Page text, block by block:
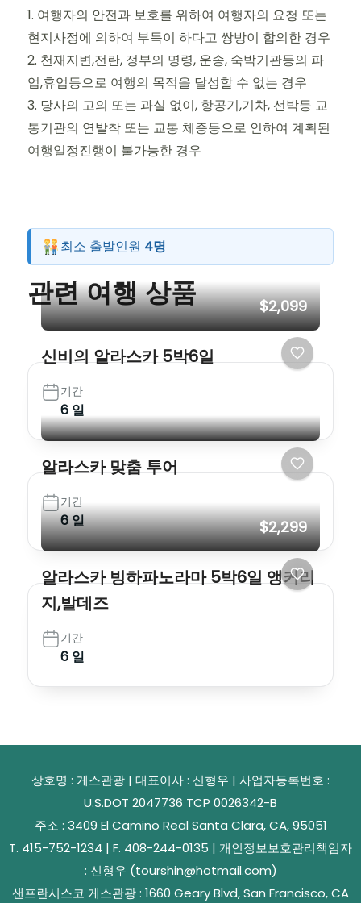
1. 여행자의 안전과 보호를 위하여 여행자의 요청 또는
현지사정에 의하여 부득이 하다고 쌍방이 합의한 경우
2. 천재지변,전란, 정부의 명령, 운송, 숙박기관등의 파
업,휴업등으로 여행의 목적을 달성할 수 없는 경우
3. 당사의 고의 또는 과실 없이, 항공기,기차, 선박등 교
통기관의 연발착 또는 교통 체증등으로 인하여 계획된
여행일정진행이 불가능한 경우
최소 출발인원 4명
관련 여행 상품 $2,099
신비의 알라스카 5박6일
기간
6 일
알라스카 맞춤 투어
기간
6 일 $2,299
알라스카 빙하파노라마 5박6일 앵커리
지,발데즈
기간
6 일
상호명 : 게스관광 | 대표이사 : 신형우 | 사업자등록번호 :
U.S.DOT 2047736 TCP 0026342-B
주소 : 3409 El Camino Real Santa Clara, CA, 95051
T. 415-752-1234 | F. 408-244-0135 | 개인정보보호관리책임자
: 신형우 (tourshin@hotmail.com)
샌프란시스코 게스관광 : 1660 Geary Blvd, San Francisco, CA